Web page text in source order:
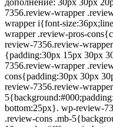
7356.review-wrapper
wrapper i{font-
wrapper .review-pros-
review-7356.review-
{padding:30px 15px 30px
7356.review-wrapper
cons{padding:30px 30px
review-7356.review-
bottom:25px}. wp-review-
.review-cons .mb-